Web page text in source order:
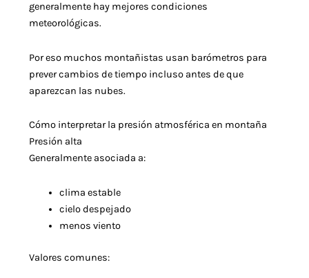
generalmente hay mejores condiciones
meteorológicas.
Por eso muchos montañistas usan barómetros para
prever cambios de tiempo incluso antes de que
aparezcan las nubes.
Cómo interpretar la presión atmosférica en montaña
Presión alta
Generalmente asociada a:
clima estable
cielo despejado
menos viento
Valores comunes: